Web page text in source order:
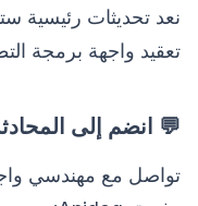
نعد تحديثات رئيسية
تعقيد واجهة برمجة
💬 انضم إلى
تواصل مع مهندسي